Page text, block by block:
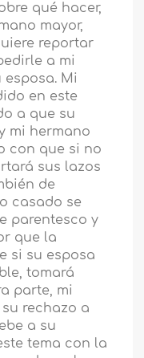
qué hacer,
mayor,
reportar
a mi
Mi
en este
a que su
mi hermano
con que si no
sus lazos
de
casado se
parentesco y
que la
si su esposa
tomará
parte, mi
rechazo a
a su
tema con la